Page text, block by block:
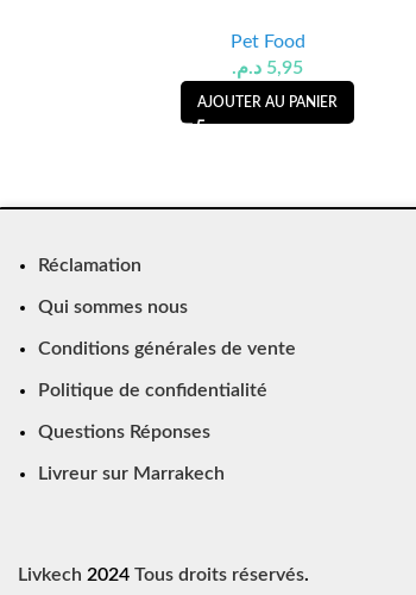
Pet Food
5,95 د.م.
AJOUTER AU PANIER
Réclamation
Qui sommes nous
Conditions générales de vente
Politique de confidentialité
Questions Réponses
Livreur sur Marrakech
Livkech 2024Tous droits réservés.